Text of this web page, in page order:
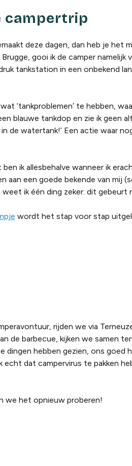
campertrip
deze dagen, dan heb je het
gooi ik de camper
tankstation in een onbekend
‘tankproblemen’ te hebben,
blauwe tankdop en zie ik geen
de watertank!’ Een actie waar
ik allesbehalve wanneer ik
aan een goede bekende van mij
ik één ding zeker: dit gebeurt
wordt het stap voor stap
rijden we via
de barbecue, kijken we samen
hebben gezien, ons goed
dat campervirus te pakken
we het opnieuw proberen!